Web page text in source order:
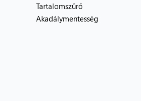
Tartalomszűrő
Akadálymentesség